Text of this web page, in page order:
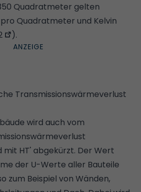
Quadratmeter gelten
Quadratmeter und Kelvin
).
Transmissionswärmeverlust
wird auch vom
mit HT' abgekürzt. Der Wert
der U-Werte aller Bauteile
zum Beispiel von Wänden,